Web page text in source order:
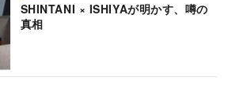
SHINTANI × ISHIYAが明かす、噂の
真相